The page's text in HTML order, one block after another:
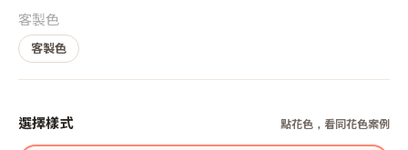
客製色
客製色
選擇樣式 點花色，看同花色案例